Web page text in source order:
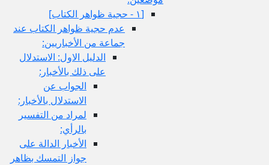
عدم حجية ظواهر الكتاب عند
جماعة من الأخباريين:
الدليل الاول: الاستدلال
على ذلك بالأخبار:
الاستدلال بالأخبار:
لمراد من التفسير
الأخبار الدالة على
جواز التمسك بظاهر